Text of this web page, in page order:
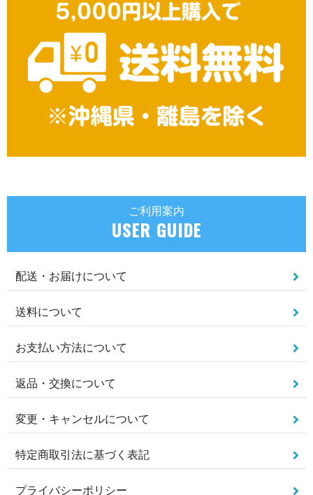
ご利用案内
USER GUIDE
配送・お届けについて
送料について
お支払い方法について
返品・交換について
変更・キャンセルについて
特定商取引法に基づく表記
プライバシーポリシー